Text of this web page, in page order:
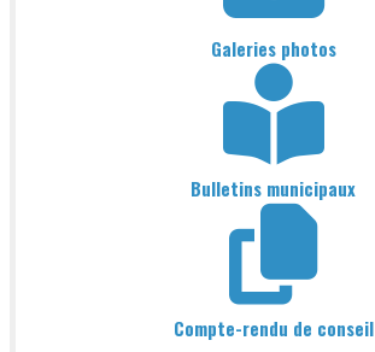
Galeries photos
Bulletins municipaux
Compte-rendu de conseil